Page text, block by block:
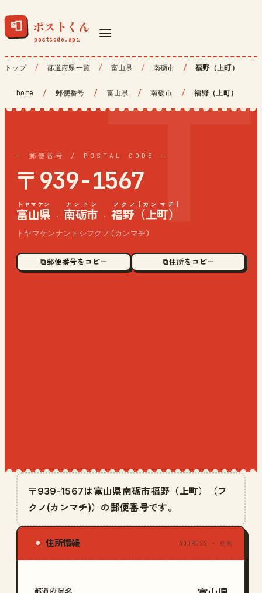
📮 ポストくん
トップ 都道府県一覧 富山県 南砺市 福野（上町）
home / 郵便番号 / 富山県 / 南砺市 / 福野（上町）
— 郵便番号 / POSTAL CODE —
〒939-1567
富山県
トヤマケン
· 南砺市
ナントシ
· 福野（上町）
フクノ(カンマチ)
トヤマケンナントシフクノ(カンマチ)
⧉ 郵便番号をコピー ⧉ 住所をコピー
〒939-1567は富山県南砺市福野（上町）（フ
クノ(カンマチ)）の郵便番号です。
◉ 住所情報 ADDRESS · 住所